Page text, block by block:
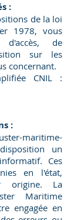
:
de la loi
1978, vous
de
sur les
concernant.
CNIL :
:
maritime-
un
Ces
en l'état,
origine. La
Maritime
engagée en